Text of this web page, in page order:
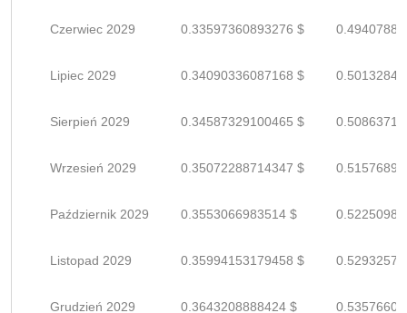
Czerwiec 2029 0.33597360893276 $
Lipiec 2029 0.34090336087168 $
Sierpień 2029 0.34587329100465 $
Wrzesień 2029 0.35072288714347 $
Październik 2029 0.3553066983514 $
Listopad 2029 0.35994153179458 $
Grudzień 2029 0.3643208888424 $